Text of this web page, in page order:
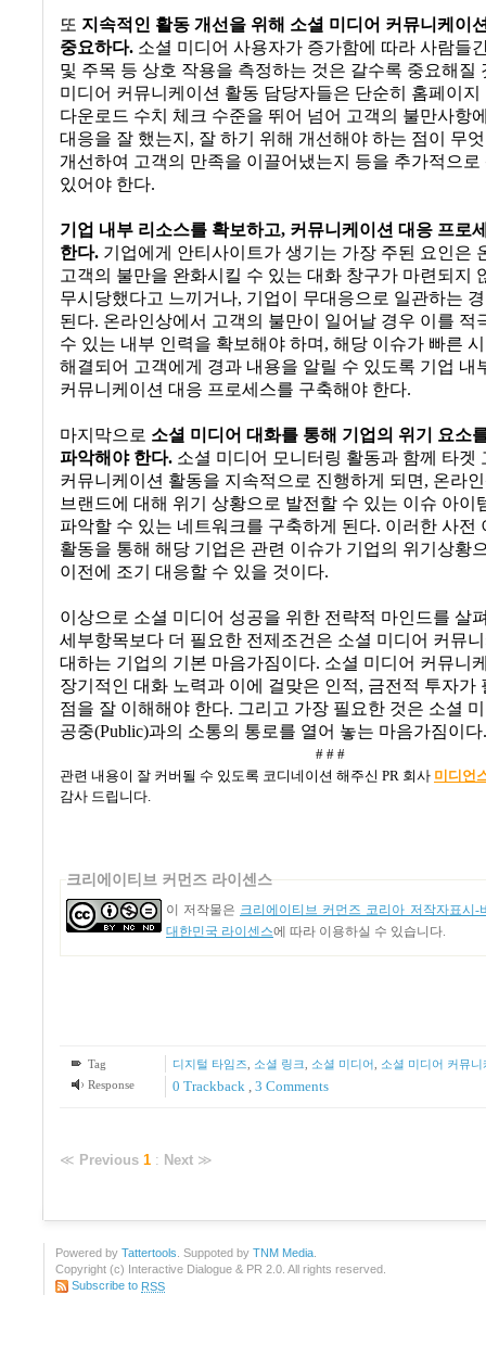
또 지속적인 활동 개선을 위해 소셜 미디어 커뮤니케이
중요하다. 소셜 미디어 사용자가 증가함에 따라 사람들
및 주목 등 상호 작용을 측정하는 것은 갈수록 중요해질
미디어 커뮤니케이션 활동 담당자들은 단순히 홈페이
다운로드 수치 체크 수준을 뛰어 넘어 고객의 불만사항
대응을 잘 했는지 , 잘 하기 위해 개선해야 하는 점이 무
개선하여 고객의 만족을 이끌어냈는지 등을 추가적으로
있어야 한다.
기업 내부 리소스를 확보하고, 커뮤니케이션 대응 프로
한다. 기업에게 안티사이트가 생기는 가장 주된 요인은
고객의 불만을 완화시킬 수 있는 대화 창구가 마련되지
무시당했다고 느끼거나, 기업이 무대응으로 일관하는
된다. 온라인상에서 고객의 불만이 일어날 경우 이를 적
수 있는 내부 인력을 확보해야 하며 , 해당 이슈가 빠른
해결되어 고객에게 경과 내용을 알릴 수 있도록 기업 내
커뮤니케이션 대응 프로세스를 구축해야 한다.
마지막으로 소셜 미디어 대화를 통해 기업의 위기 요소
파악해야 한다. 소셜 미디어 모니터링 활동과 함께 타겟
커뮤니케이션 활동을 지속적으로 진행하게 되면, 온라
브랜드에 대해 위기 상황으로 발전할 수 있는 이슈 아이
파악할 수 있는 네트워크를 구축하게 된다. 이러한 사전
활동을 통해 해당 기업은 관련 이슈가 기업의 위기상황
이전에 조기 대응할 수 있을 것이다.
이상으로 소셜 미디어 성공을 위한 전략적 마인드를 살
세부항목보다 더 필요한 전제조건은 소셜 미디어 커뮤
대하는 기업의 기본 마음가짐이다. 소셜 미디어 커뮤니
장기적인 대화 노력과 이에 걸맞은 인적, 금전적 투자가
점을 잘 이해해야 한다. 그리고 가장 필요한 것은 소셜
공중(Public)과의 소통의 통로를 열어 놓는 마음가짐이다.
# # #
관련 내용이 잘 커버될 수 있도록 코디네이션 해주신 PR 회사 미디언
감사 드립니다.
크리에이티브 커먼즈 라이센스
이 저작물은 크리에이티브 커먼즈 코리아 저작자표시-
대한민국 라이센스에 따라 이용하실 수 있습니다.
Tag 디지털 타임즈 소셜 링크 소셜 미디어
소셜 미디어 커뮤니
Response
0 Trackback , 3 Comments
≪ Previous 1 : Next ≫
Powered by Tattertools . Suppoted by TNM Media
Copyright (c) Interactive Dialogue & PR 2.0. All rights reserved.
Subscribe to RSS